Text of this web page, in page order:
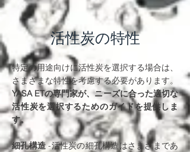
活性炭の特性
特定の用途向けに活性炭を選択する場合は、
さまざまな特性を考慮する必要があります。
YASA ETの専門家が、ニーズに合った適切な
活性炭を選択するためのガイドを提供しま
す。
細孔構造-活性炭の細孔構造はさまざまであ